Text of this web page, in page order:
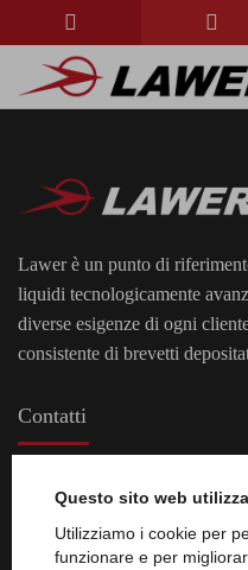
Questo sito web
Utilizziamo i cookie per
funzionare e per
Lawer è un punto di
liquidi tecnologicamente
diverse esigenze di ogni
consistente di brevetti
Contatti
Indirizzo:
Via
+39 015